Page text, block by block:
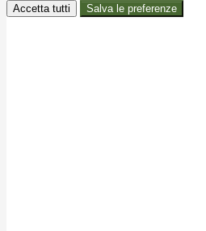
Accetta tutti Salva le preferenze